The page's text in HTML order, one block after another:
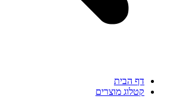
דף הבית
קטלוג מוצרים